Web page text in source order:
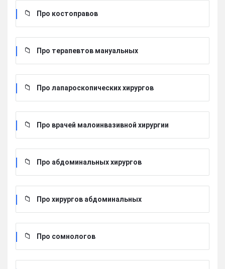
Про костоправов
Про терапевтов мануальных
Про лапароскопических хирургов
Про врачей малоинвазивной хирургии
Про абдоминальных хирургов
Про хирургов абдоминальных
Про сомнологов